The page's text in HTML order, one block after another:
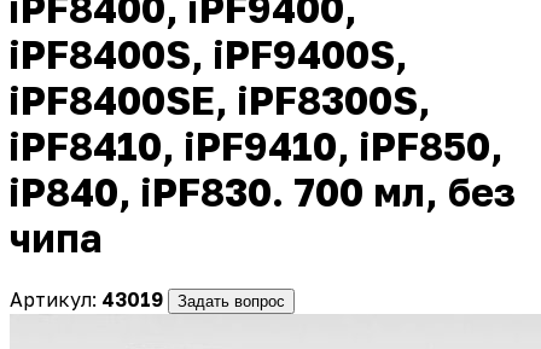
iPF8400S, iPF9400S,
iPF8400SE, iPF8300S,
iPF8410, iPF9410, iPF850,
iP840, iPF830. 700 мл, без
чипа
Артикул: 43019 Задать вопрос